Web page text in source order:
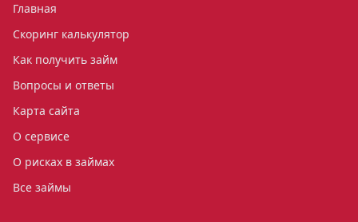
Главная
Скоринг калькулятор
Как получить займ
Вопросы и ответы
Карта сайта
О сервисе
О рисках в займах
Все займы